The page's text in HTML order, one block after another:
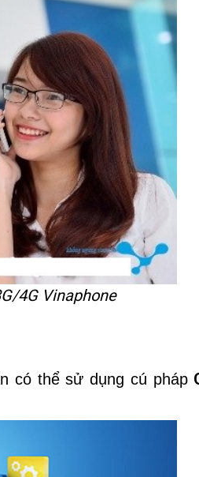
4G Vinaphone
có thể sử dụng cú pháp